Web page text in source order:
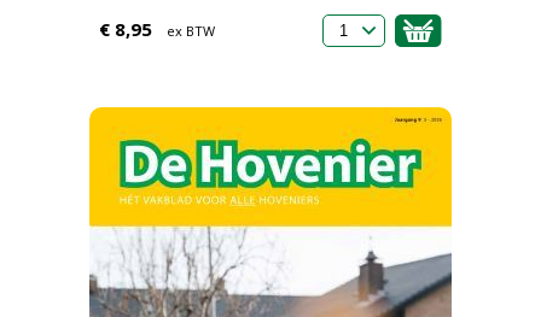
€ 8,95 ex BTW